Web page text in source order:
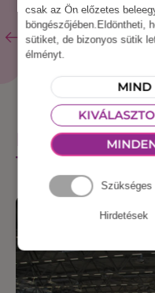
KAPCSOLÓDÓ
TERMÉKEK
csak az Ön előzetes
böngészőjében.Eldöntheti,
sütiket, de bizonyos sütik
élményt.
MIND
Szükséges
Hirdetések